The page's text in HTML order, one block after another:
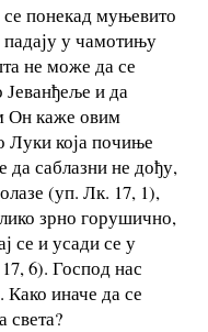
се понекад муњевито
у чамотињу
не може да се
и да
Он каже овим
Луки која почиње
да саблазни не дођу,
(уп. Лк. 17, 1),
зрно горушично,
се и усади се у
6). Господ нас
Како иначе да се
света?